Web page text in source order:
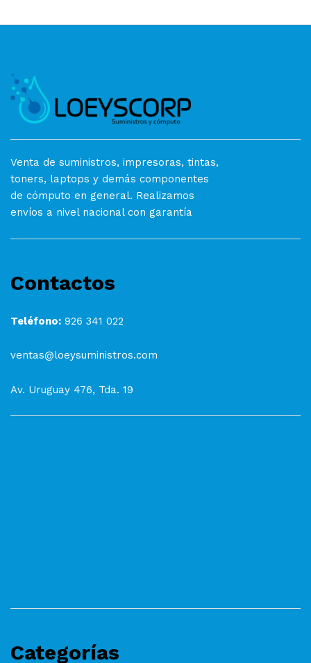
Venta de suministros, impresoras, tintas,
toners, laptops y demás componentes
de cómputo en general. Realizamos
envíos a nivel nacional con garantía
Contactos
Teléfono: 926 341 022
ventas@loeysuministros.com
Av. Uruguay 476, Tda. 19
Categorías